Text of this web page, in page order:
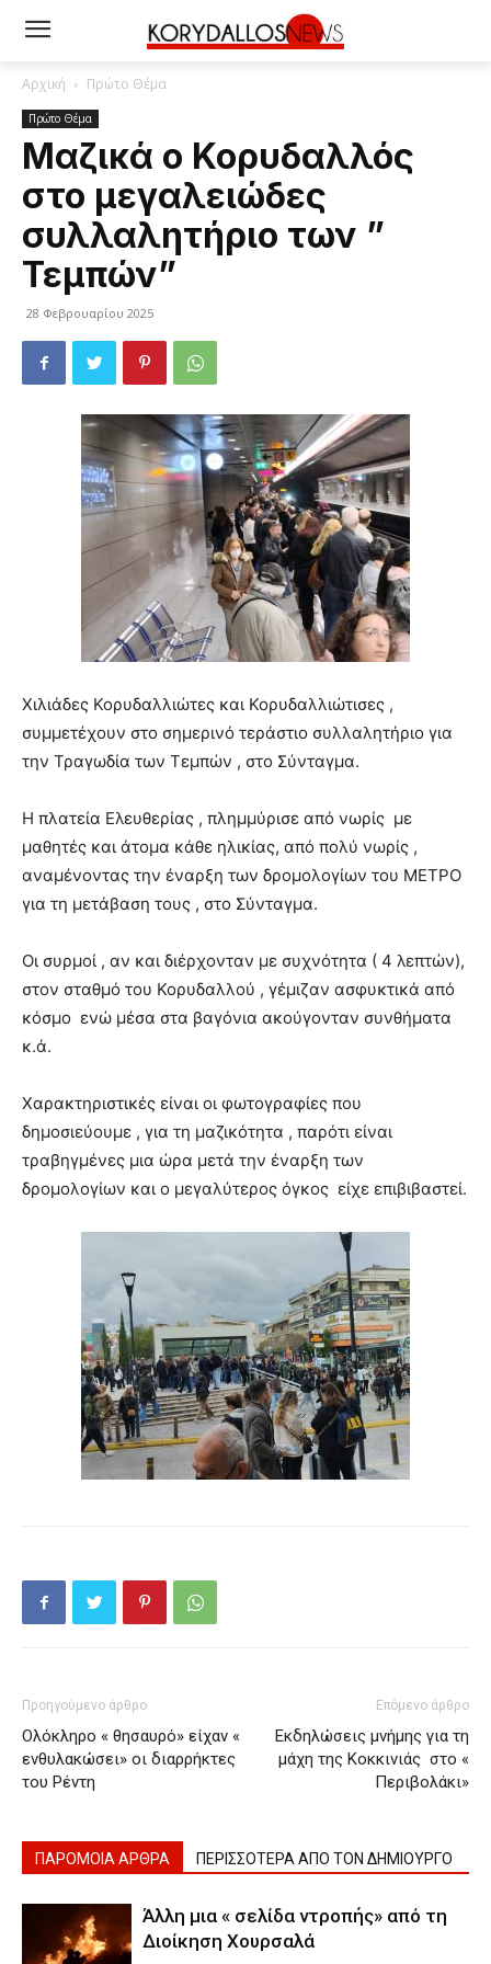
Αρχική Πρώτο Θέμα
Πρώτο Θέμα
Μαζικά ο Κορυδαλλός
στο μεγαλειώδες
συλλαλητήριο των ”
Τεμπών”
28 Φεβρουαρίου 2025
Χιλιάδες Κορυδαλλιώτες και Κορυδαλλιώτισες ,
συμμετέχουν στο σημερινό τεράστιο συλλαλητήριο για
την Τραγωδία των Τεμπών , στο Σύνταγμα.
Η πλατεία Ελευθερίας , πλημμύρισε από νωρίς με
μαθητές και άτομα κάθε ηλικίας, από πολύ νωρίς ,
αναμένοντας την έναρξη των δρομολογίων του ΜΕΤΡΟ
για τη μετάβαση τους , στο Σύνταγμα.
Οι συρμοί , αν και διέρχονταν με συχνότητα ( 4 λεπτών),
στον σταθμό του Κορυδαλλού , γέμιζαν ασφυκτικά από
κόσμο ενώ μέσα στα βαγόνια ακούγονταν συνθήματα
κ.ά.
Χαρακτηριστικές είναι οι φωτογραφίες που
δημοσιεύουμε , για τη μαζικότητα , παρότι είναι
τραβηγμένες μια ώρα μετά την έναρξη των
δρομολογίων και ο μεγαλύτερος όγκος είχε επιβιβαστεί.
Προηγούμενο άρθρο
Ολόκληρο « θησαυρό» είχαν «
ενθυλακώσει» οι διαρρήκτες
του Ρέντη
Επόμενο άρθρο
Εκδηλώσεις μνήμης για τη
μάχη της Κοκκινιάς στο «
Περιβολάκι»
ΠΑΡΟΜΟΙΑ ΑΡΘΡΑ ΠΕΡΙΣΣΟΤΕΡΑ ΑΠΟ ΤΟΝ ΔΗΜΙΟΥΡΓΟ
Άλλη μια « σελίδα ντροπής» από τη
Διοίκηση Χουρσαλά